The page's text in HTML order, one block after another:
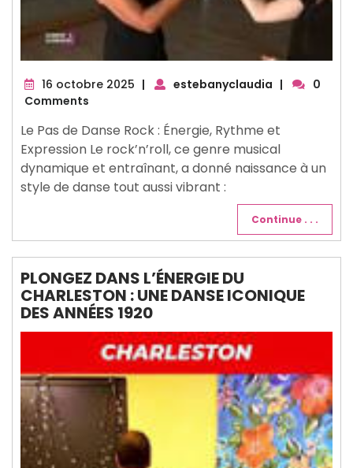
16 octobre 2025 16| estebanyclaudia |
0
Comments
Le Pas de Danse Rock : Énergie, Rythme et
Expression Le rock’n’roll, ce genre musical
dynamique et entraînant, a donné naissance à un
style de danse tout aussi vibrant :
Continue . . .
PLONGEZ DANS L’ÉNERGIE DU
CHARLESTON : UNE DANSE ICONIQUE
DES ANNÉES 1920